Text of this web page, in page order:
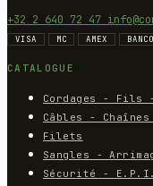
+32 2 640 72 47
VISA MC AMEX
CATALOGUE
Cordages - Fils -
Câbles -
Filets
Sangles -
Sécurité -